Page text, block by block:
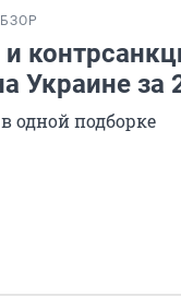
Украине за
одной подборке